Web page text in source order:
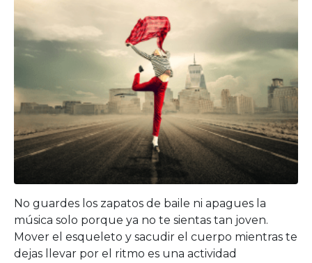
No guardes los zapatos de baile ni apagues la
música solo porque ya no te sientas tan joven.
Mover el esqueleto y sacudir el cuerpo mientras te
dejas llevar por el ritmo es una actividad